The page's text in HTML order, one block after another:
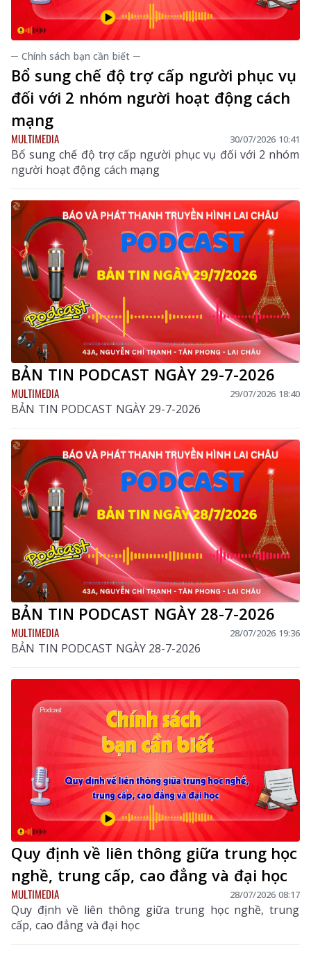
─ Chính sách bạn cần biết ─
Bổ sung chế độ trợ cấp người phục vụ
đối với 2 nhóm người hoạt động cách
mạng
MULTIMEDIA 30/07/2026 10:41
Bổ sung chế độ trợ cấp người phục vụ đối với 2 nhóm
người hoạt động cách mạng
BẢN TIN PODCAST NGÀY 29-7-2026
MULTIMEDIA 29/07/2026 18:40
BẢN TIN PODCAST NGÀY 29-7-2026
BẢN TIN PODCAST NGÀY 28-7-2026
MULTIMEDIA 28/07/2026 19:36
BẢN TIN PODCAST NGÀY 28-7-2026
Quy định về liên thông giữa trung học
nghề, trung cấp, cao đẳng và đại học
MULTIMEDIA 28/07/2026 08:17
Quy định về liên thông giữa trung học nghề, trung
cấp, cao đẳng và đại học